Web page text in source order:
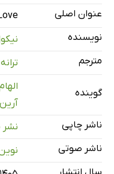
آخرین گفته‌ها در این دنیا
آخرین گفته‌ها در این
آخرین گفته‌ها در این
غصه‌ی مادرم
غصه‌ی مادرم ـ قسمت دوم
مرا ببخش
یک وجدِ بی‌پایان
عنوان اصلی
نویسنده
مترجم
گوینده
ناشر چاپی
نشر
ناشر صوتی